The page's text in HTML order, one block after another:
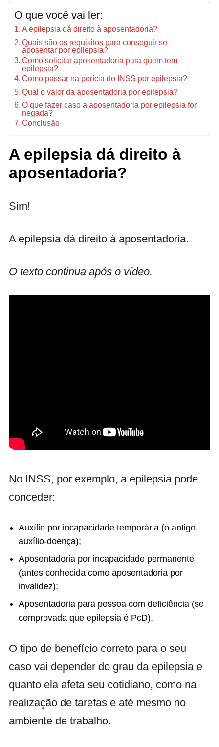
O que você vai ler:
A epilepsia dá direito à aposentadoria?
Quais são os requisitos para conseguir se
aposentar por epilepsia?
Como solicitar aposentadoria para quem tem
epilepsia?
Como passar na perícia do INSS por epilepsia?
Qual o valor da aposentadoria por epilepsia?
O que fazer caso a aposentadoria por epilepsia for
negada?
Conclusão
A epilepsia dá direito à
aposentadoria?
Sim!
A epilepsia dá direito à aposentadoria.
O texto continua após o vídeo.
No INSS, por exemplo, a epilepsia pode
conceder:
Auxílio por incapacidade temporária (o antigo
auxílio-doença);
Aposentadoria por incapacidade permanente
(antes conhecida como aposentadoria por
invalidez);
Aposentadoria para pessoa com deficiência (se
comprovada que epilepsia é PcD).
O tipo de benefício correto para o seu
caso vai depender do grau da epilepsia e
quanto ela afeta seu cotidiano, como na
realização de tarefas e até mesmo no
ambiente de trabalho.